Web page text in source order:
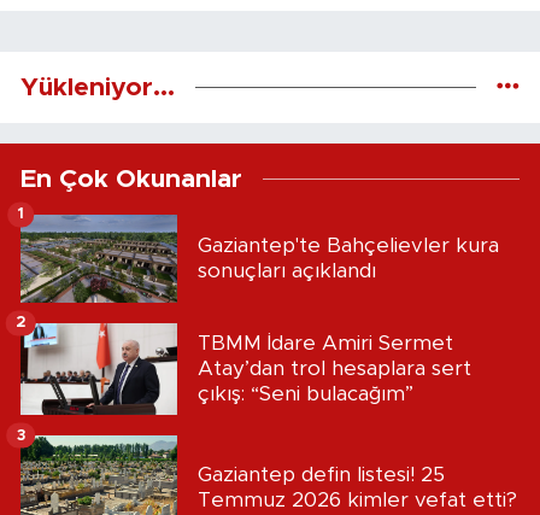
Yükleniyor...
En Çok Okunanlar
Gaziantep'te Bahçelievler kura
sonuçları açıklandı
1
TBMM İdare Amiri Sermet
Atay’dan trol hesaplara sert
çıkış: “Seni bulacağım”
2
Gaziantep defin listesi! 25
Temmuz 2026 kimler vefat etti?
3